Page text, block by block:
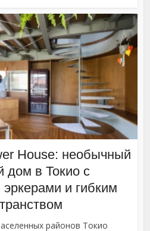
House: необычный
дом в Токио с
и гибким
районов Токио